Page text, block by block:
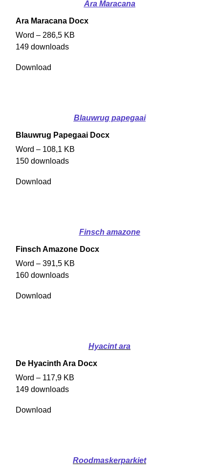
Ara Maracana
Ara Maracana Docx
Word – 286,5 KB
149 downloads
Download
Blauwrug papegaai
Blauwrug Papegaai Docx
Word – 108,1 KB
150 downloads
Download
Finsch amazone
Finsch Amazone Docx
Word – 391,5 KB
160 downloads
Download
Hyacint ara
De Hyacinth Ara Docx
Word – 117,9 KB
149 downloads
Download
Roodmaskerparkiet